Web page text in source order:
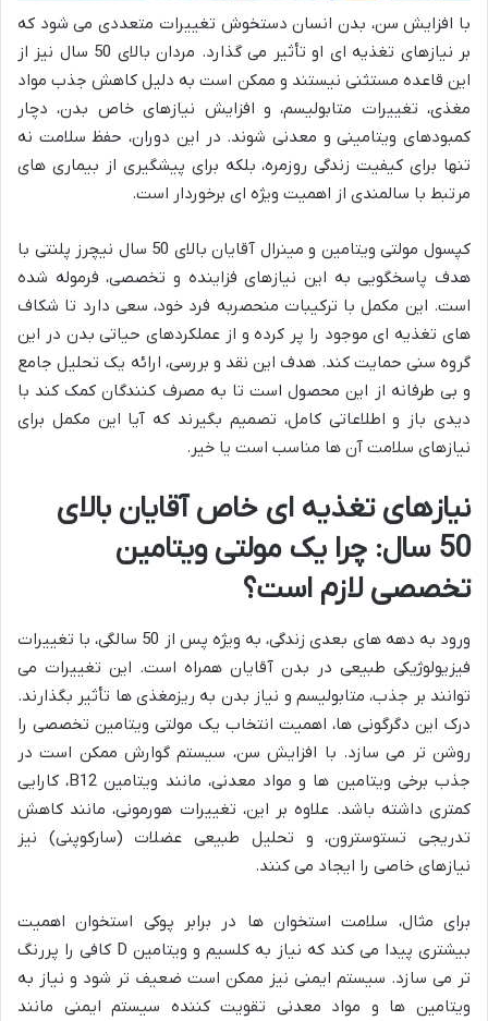
با افزایش سن، بدن انسان دستخوش تغییرات متعددی می شود که
بر نیازهای تغذیه ای او تأثیر می گذارد. مردان بالای 50 سال نیز از
این قاعده مستثنی نیستند و ممکن است به دلیل کاهش جذب مواد
مغذی، تغییرات متابولیسم، و افزایش نیازهای خاص بدن، دچار
کمبودهای ویتامینی و معدنی شوند. در این دوران، حفظ سلامت نه
تنها برای کیفیت زندگی روزمره، بلکه برای پیشگیری از بیماری های
مرتبط با سالمندی از اهمیت ویژه ای برخوردار است.
کپسول مولتی ویتامین و مینرال آقایان بالای 50 سال نیچرز پلنتی با
هدف پاسخگویی به این نیازهای فزاینده و تخصصی، فرموله شده
است. این مکمل با ترکیبات منحصربه فرد خود، سعی دارد تا شکاف
های تغذیه ای موجود را پر کرده و از عملکردهای حیاتی بدن در این
گروه سنی حمایت کند. هدف این نقد و بررسی، ارائه یک تحلیل جامع
و بی طرفانه از این محصول است تا به مصرف کنندگان کمک کند با
دیدی باز و اطلاعاتی کامل، تصمیم بگیرند که آیا این مکمل برای
نیازهای سلامت آن ها مناسب است یا خیر.
نیازهای تغذیه ای خاص آقایان بالای
50 سال: چرا یک مولتی ویتامین
تخصصی لازم است؟
ورود به دهه های بعدی زندگی، به ویژه پس از 50 سالگی، با تغییرات
فیزیولوژیکی طبیعی در بدن آقایان همراه است. این تغییرات می
توانند بر جذب، متابولیسم و نیاز بدن به ریزمغذی ها تأثیر بگذارند.
درک این دگرگونی ها، اهمیت انتخاب یک مولتی ویتامین تخصصی را
روشن تر می سازد. با افزایش سن، سیستم گوارش ممکن است در
جذب برخی ویتامین ها و مواد معدنی، مانند ویتامین B12، کارایی
کمتری داشته باشد. علاوه بر این، تغییرات هورمونی، مانند کاهش
تدریجی تستوسترون، و تحلیل طبیعی عضلات (سارکوپنی) نیز
نیازهای خاصی را ایجاد می کنند.
برای مثال، سلامت استخوان ها در برابر پوکی استخوان اهمیت
بیشتری پیدا می کند که نیاز به کلسیم و ویتامین D کافی را پررنگ
تر می سازد. سیستم ایمنی نیز ممکن است ضعیف تر شود و نیاز به
ویتامین ها و مواد معدنی تقویت کننده سیستم ایمنی مانند